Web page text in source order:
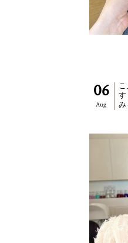
-ブリ
【
06
Aug
す
み